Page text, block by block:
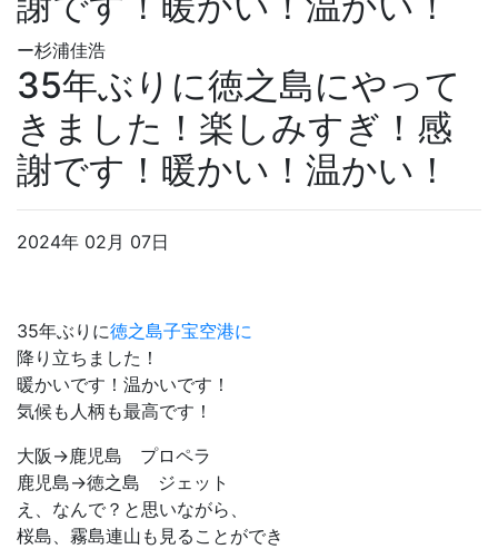
ー杉浦佳浩
35年ぶりに徳之島にやって
きました！楽しみすぎ！感
謝です！暖かい！温かい！
2024年 02月 07日
35年ぶりに徳之島子宝空港に
降り立ちました！
暖かいです！温かいです！
気候も人柄も最高です！
大阪→鹿児島 プロペラ
鹿児島→徳之島 ジェット
え、なんで？と思いながら、
桜島、霧島連山も見ることができ